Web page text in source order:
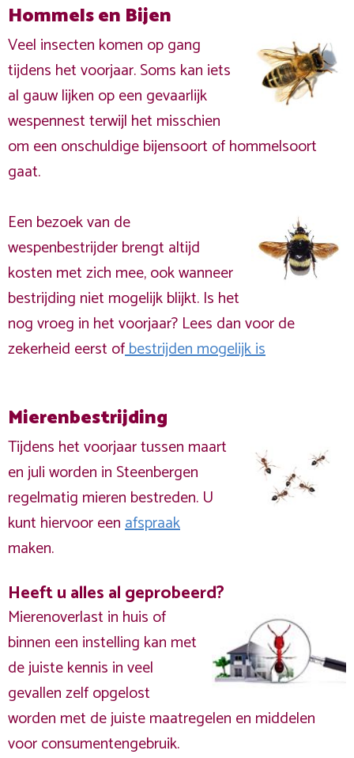
Hommels en Bijen
Veel insecten komen op gang
tijdens het voorjaar. Soms kan iets
al gauw lijken op een gevaarlijk
wespennest terwijl het misschien
om een onschuldige bijensoort of hommelsoort
gaat.
Een bezoek van de
wespenbestrijder brengt altijd
kosten met zich mee, ook wanneer
bestrijding niet mogelijk blijkt. Is het
nog vroeg in het voorjaar? Lees dan voor de
zekerheid eerst ofbestrijden mogelijk is
Mierenbestrijding
Tijdens het voorjaar tussen maart
en juli worden in Steenbergen
regelmatig mieren bestreden. U
kunt hiervoor eenafspraak
maken.
Heeft u alles al geprobeerd?
Mierenoverlast in huis of
binnen een instelling kan met
de juiste kennis in veel
gevallen zelf opgelost
worden met de juiste maatregelen en middelen
voor consumentengebruik.